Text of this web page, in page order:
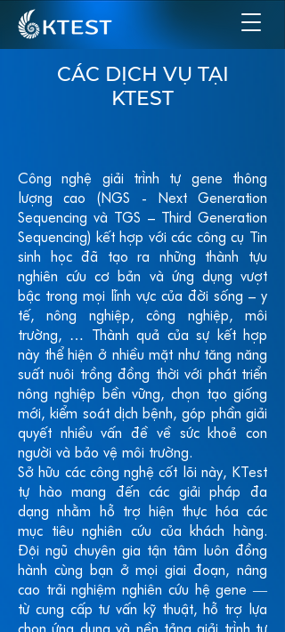
CÁC DỊCH VỤ TẠI
KTEST
Công nghệ giải trình tự gene thông
lượng cao (NGS - Next Generation
Sequencing và TGS – Third Generation
Sequencing) kết hợp với các công cụ Tin
sinh học đã tạo ra những thành tựu
nghiên cứu cơ bản và ứng dụng vượt
bậc trong mọi lĩnh vực của đời sống – y
tế, nông nghiệp, công nghiệp, môi
trường, … Thành quả của sự kết hợp
này thể hiện ở nhiều mặt như tăng năng
suất nuôi trồng đồng thời với phát triển
nông nghiệp bền vững, chọn tạo giống
mới, kiểm soát dịch bệnh, góp phần giải
quyết nhiều vấn đề về sức khoẻ con
người và bảo vệ môi trường.
Sở hữu các công nghệ cốt lõi này, KTest
tự hào mang đến các giải pháp đa
dạng nhằm hỗ trợ hiện thực hóa các
mục tiêu nghiên cứu của khách hàng.
Đội ngũ chuyên gia tận tâm luôn đồng
hành cùng bạn ở mọi giai đoạn, nâng
cao trải nghiệm nghiên cứu hệ gene —
từ cung cấp tư vấn kỹ thuật, hỗ trợ lựa